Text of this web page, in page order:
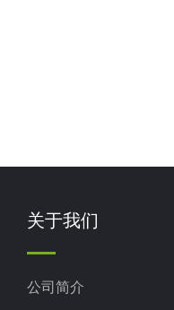
关于我们
公司简介